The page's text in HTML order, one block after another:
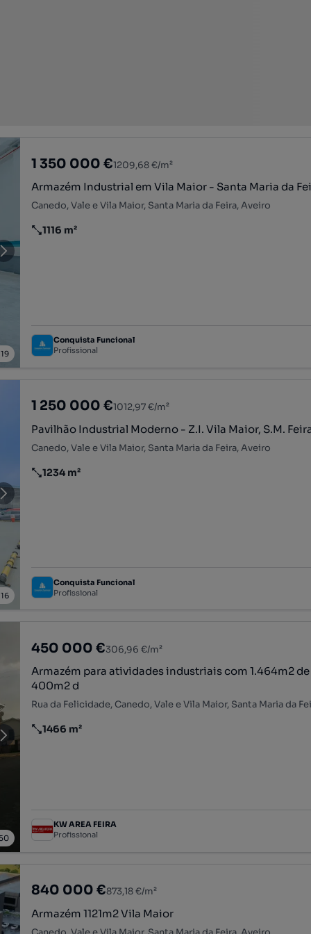
19
1 350 000 €1209,68 €/m²
Armazém Industrial em Vila Maior - Santa Maria da
Canedo, Vale e Vila Maior, Santa Maria da Feira, Aveiro
Preço por metro quadrado
1116 m²
Conquista Funcional
Profissional
16
1 250 000 €1012,97 €/m²
Pavilhão Industrial Moderno - Z.I. Vila Maior, S.M.
Canedo, Vale e Vila Maior, Santa Maria da Feira, Aveiro
Preço por metro quadrado
1234 m²
Conquista Funcional
Profissional
450 000 €306,96 €/m²
Armazém para atividades industriais com 1.464m2
400m2 d
Rua da Felicidade, Canedo, Vale e Vila Maior, Santa Maria da
Preço por metro quadrado
1466 m²
KW AREA FEIRA
Profissional
840 000 €873,18 €/m²
Armazém 1121m2 Vila Maior